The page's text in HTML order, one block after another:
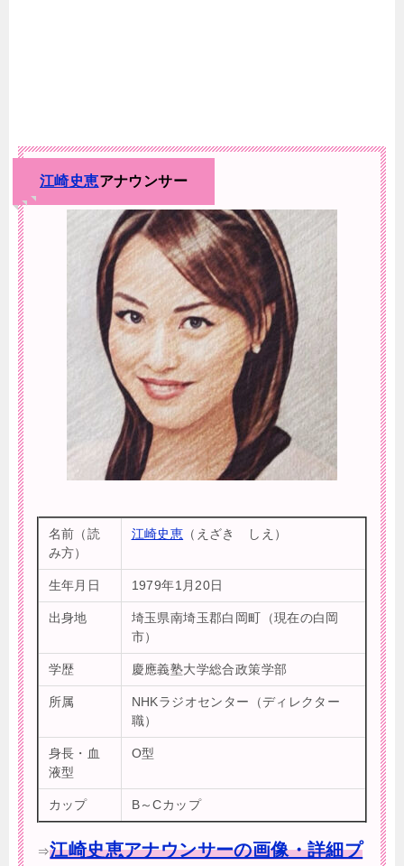
江崎史恵アナウンサー
名前（読
み方）
江崎史恵 （えざき しえ）
生年月日 1979年1月20日
出身地
埼玉県南埼玉郡白岡町（現在の白岡
市）
学歴 慶應義塾大学総合政策学部
所属
NHKラジオセンター（ディレクター
職）
身長・血
液型
O型
カップ B～Cカップ
⇒江崎史恵アナウンサーの画像・詳細プ